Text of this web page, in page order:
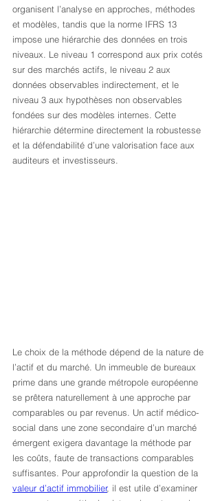
organisent l’analyse en approches, méthodes
et modèles, tandis que la norme IFRS 13
impose une hiérarchie des données en trois
niveaux. Le niveau 1 correspond aux prix cotés
sur des marchés actifs, le niveau 2 aux
données observables indirectement, et le
niveau 3 aux hypothèses non observables
fondées sur des modèles internes. Cette
hiérarchie détermine directement la robustesse
et la défendabilité d’une valorisation face aux
auditeurs et investisseurs.
Le choix de la méthode dépend de la nature de
l’actif et du marché. Un immeuble de bureaux
prime dans une grande métropole européenne
se prêtera naturellement à une approche par
comparables ou par revenus. Un actif médico-
social dans une zone secondaire d’un marché
émergent exigera davantage la méthode par
les coûts, faute de transactions comparables
suffisantes. Pour approfondir la question de la
valeur d’actif immobilier, il est utile d’examiner